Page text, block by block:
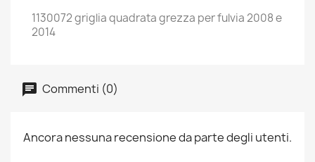
1130072 griglia quadrata grezza per fulvia 2008 e
2014
Commenti (0)
Ancora nessuna recensione da parte degli utenti.